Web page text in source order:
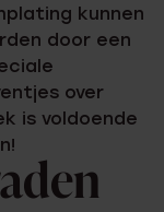
kunnen
door een
over
is voldoende